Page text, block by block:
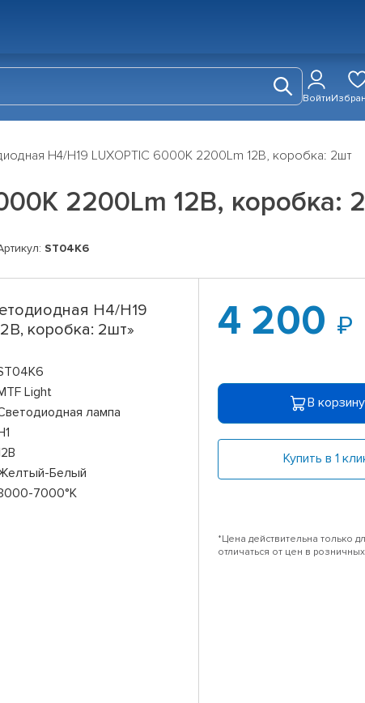
Войти
H4/H19 LUXOPTIC 6000K 2200Lm 12В, коробка: 2шт
2200Lm 12В, коробка:
ST04K6
H4/H19
коробка: 2шт»
Light
лампа
Белый
7000°K
4 200
В корзину
Купить в 1
*Цена действительна только
отличаться от цен в